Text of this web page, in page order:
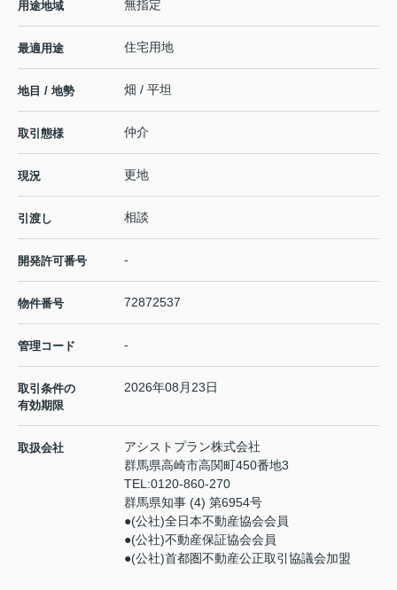
用途地域 無指定
最適用途 住宅用地
地目 / 地勢 畑 / 平坦
取引態様 仲介
現況 更地
引渡し 相談
開発許可番号 -
物件番号 72872537
管理コード -
取引条件の
有効期限
2026年08月23日
取扱会社
アシストプラン株式会社
群馬県高崎市高関町450番地3
TEL:0120-860-270
群馬県知事 (4) 第6954号
●(公社)全日本不動産協会会員
●(公社)不動産保証協会会員
●(公社)首都圏不動産公正取引協議会加盟